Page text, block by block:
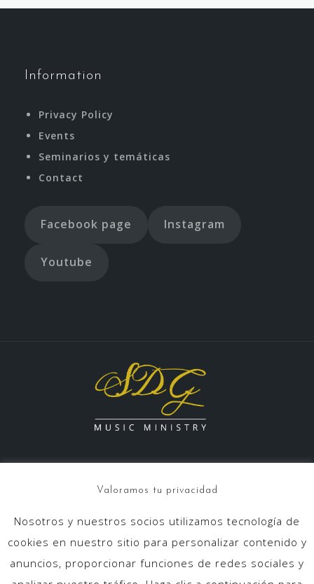
Information
Privacy Policy
Events
Seminarios y temáticas
Contact
Facebook page Instagram
Youtube
info@sdgmusicministry.com
Valoramos tu privacidad
Nosotros y nuestros socios utilizamos tecnología de
cookies en nuestro sitio para personalizar contenido y
anuncios, proporcionar funciones de redes sociales y